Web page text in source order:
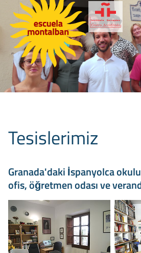
Tesislerimiz
Granada'daki İspanyolca
ofis, öğretmen odası ve